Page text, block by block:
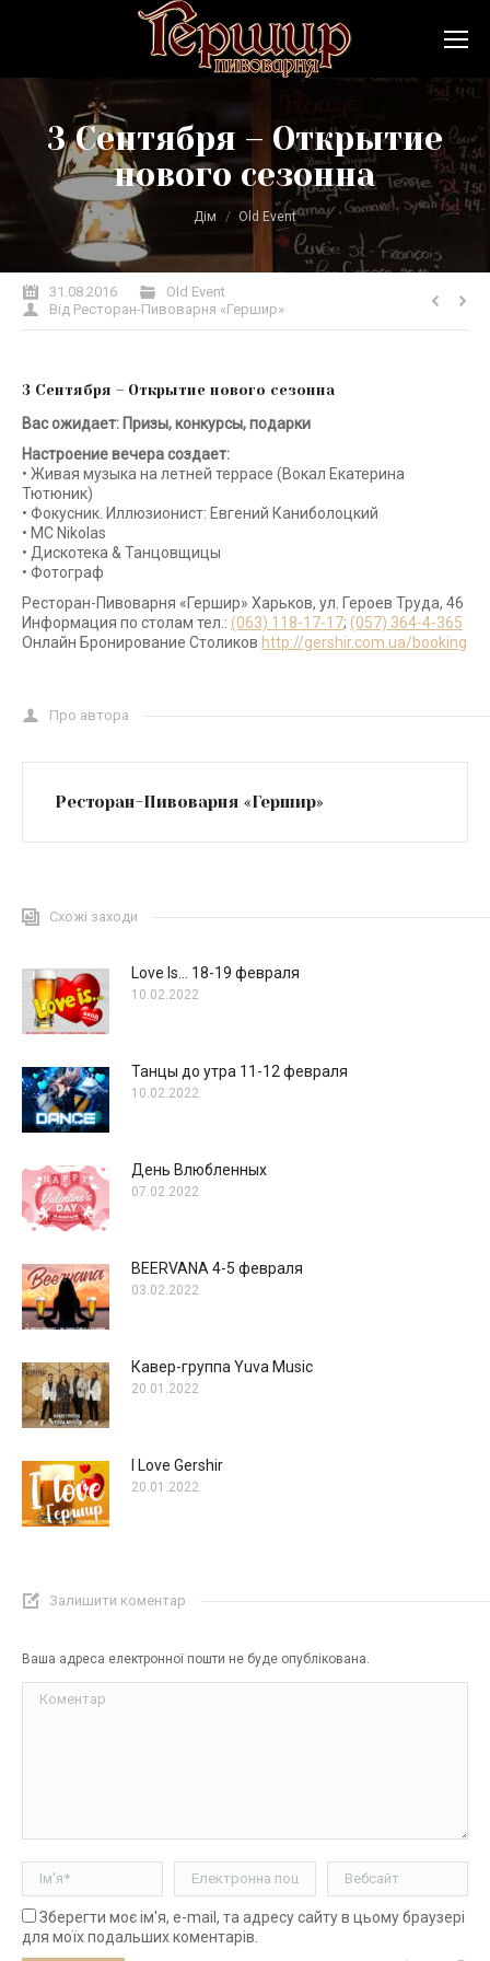
3 Сентября – Открытие
нового сезонна
Дім Old Event
31.08.2016
Old Event
Від Ресторан-Пивоварня «Гершир»
3 Сентября – Открытие нового сезонна
Вас ожидает: Призы, конкурсы, подарки
Настроение вечера создает:
• Живая музыка на летней террасе (Вокал Екатерина
Тютюник)
• Фокусник. Иллюзионист: Евгений Каниболоцкий
• MC Nikolas
• Дискотека & Танцовщицы
• Фотограф
Ресторан-Пивоварня «Гершир» Харьков, ул. Героев Труда, 46
Информация по столам тел.: (063) 118-17-17; (057) 364-4-365
Онлайн Бронирование Столиков http://gershir.com.ua/booking
Про автора
Ресторан-Пивоварня «Гершир»
Схожі заходи
Love Is… 18-19 февраля
10.02.2022
Танцы до утра 11-12 февраля
10.02.2022
День Влюбленных
07.02.2022
BEERVANA 4-5 февраля
03.02.2022
Кавер-группа Yuva Music
20.01.2022
I Love Gershir
20.01.2022
Залишити коментар
Ваша адреса електронної пошти не буде опублікована.
Коментар
Ім'я * Електронна пошта * Вебсайт
Зберегти моє ім'я, e-mail, та адресу сайту в цьому браузері
для моїх подальших коментарів.